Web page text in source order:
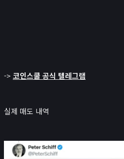
-> 코인스쿨 공식 텔레그램
실제 매도 내역